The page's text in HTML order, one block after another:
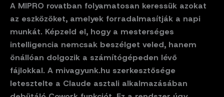
A MIPRO rovatban folyamatosan keressük azokat
az eszközöket, amelyek forradalmasítják a napi
munkát. Képzeld el, hogy a mesterséges
intelligencia nemcsak beszélget veled, hanem
önállóan dolgozik a számítógépeden lévő
fájlokkal. A mivagyunk.hu szerkesztősége
letesztelte a Claude asztali alkalmazásában